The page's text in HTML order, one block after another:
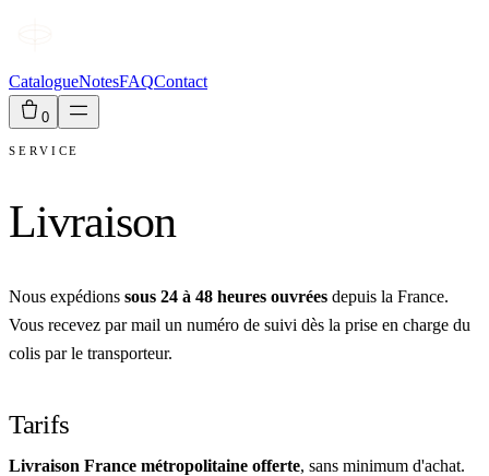
CatalogueNotesFAQContact
0
SERVICE
Livraison
Nous expédions sous 24 à 48 heures ouvrées depuis la France.
Vous recevez par mail un numéro de suivi dès la prise en charge du
colis par le transporteur.
Tarifs
Livraison France métropolitaine offerte, sans minimum d'achat.